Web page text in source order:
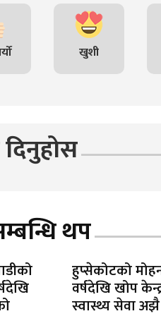
खुशी
दिनुहोस
थप
हुप्सेकोटको
वर्षदेखि खोप
स्वास्थ्य सेवा